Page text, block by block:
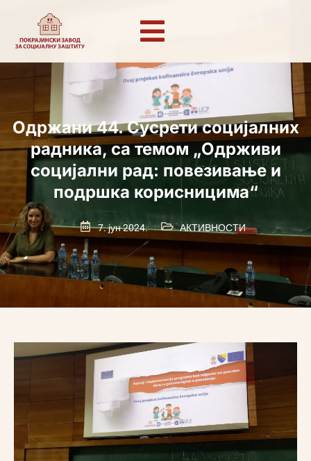
Одржани 44. Сусрети социјалних
радника, са темом „Одрживи
социјални рад: повезивање и
подршка корисницима“
7. јун 2024. АКТИВНОСТИ